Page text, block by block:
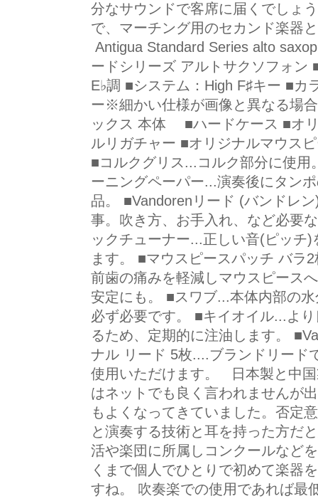
分なサウンドで客席に届くでしょ
で、マーチング用のセカンド楽器
Antigua Standard Series alto
ードシリーズ アルトサクソフォン
E♭調 ■システム：High F♯キー ■カ
ー※細かい仕様が画像と異なる場
ックス 本体 ■ハードケース ■オ
ルリガチャー ■オリジナルマウス
■コルクグリス...コルク部分に使
ーニングペーパー...演奏後にタン
品。 ■Vandorenリード (バンドレ
事。吹き方、お手入れ、など必要
ックチューナー...正しい音(ピッチ
ます。 ■マウスピースパッチ バラ
前歯の痛みを軽減しマウスピース
安定にも。 ■スワブ...本体内部の
必ず必要です。 ■キイオイル...よ
るため、定期的に注油します。
ナル リード 5枚....ブランドリード
使用いただけます。 日本製と中
はネットでも良く言われませんが
もよくなってきていました。否定
と演奏する技術と耳を持った方だ
活や楽団に所属しコンクールなど
くまで個人でひとりで初めて楽器
すね。 吹奏楽での使用であれば最